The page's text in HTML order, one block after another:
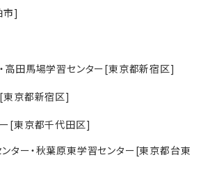
市]
高田馬場学習センター[東京都新宿区]
東京都新宿区]
[東京都千代田区]
ター・秋葉原東学習センター[東京都台東